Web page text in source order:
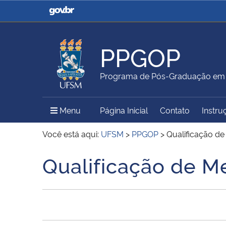
Casa Civil
Ministério da Justiça e
Ministério da Agricultura,
Pecuária e Abastecimento
Ministério da Educação
Ministério do Meio Ambiente Ministério do Turismo
Secretaria de Governo
Gabinete de Segurança
PPGOP
Programa de Pós-Graduação
Menu Menu Principal do Sítio
Página Inicial Contato
Você está aqui: UFSM > PPGOP >Qualificação
Início do conteúdo
Qualificação de